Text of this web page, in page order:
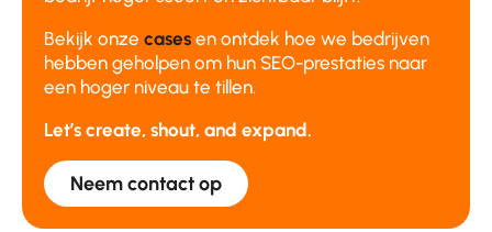
Bekijk onze cases en ontdek hoe we bedrijven
hebben geholpen om hun SEO-prestaties naar
een hoger niveau te tillen.
Let’s create, shout, and expand.
Neem contact op